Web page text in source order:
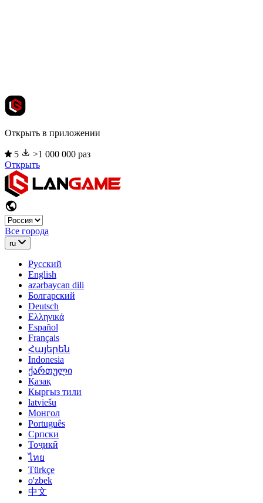
Открыть в приложении
5
>1 000 000 раз
Открыть
Все города
ru
Русский
English
azərbaycan dili
Болгарский
Deutsch
Ελληνικά
Español
Français
Հայերեն
Indonesia
ქართული
Қазақ
Кыргыз тили
latviešu
Монгол
Português
Српски
Тоҷикӣ
ไทย
Türkçe
o'zbek
中文